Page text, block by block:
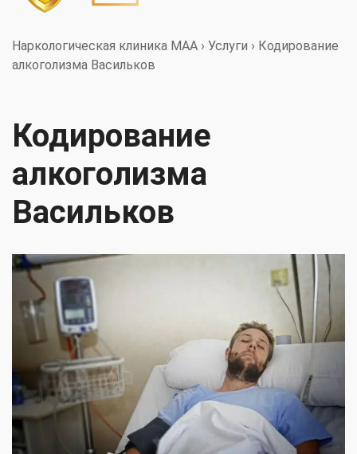
Наркологическая клиника МАА › Услуги › Кодирование
алкоголизма Васильков
Кодирование
алкоголизма
Васильков